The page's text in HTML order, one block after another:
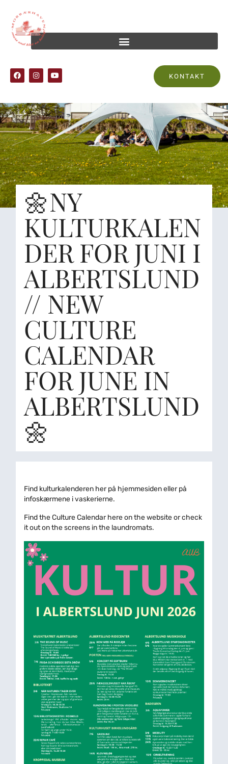
KONTAKT
🌼NY
KULTURKALEN
DER FOR JUNI I
ALBERTSLUND
// NEW
CULTURE
CALENDAR
FOR JUNE IN
ALBERTSLUND
🌼
Find kulturkalenderen her på hjemmesiden eller på
infoskærmene i vaskerierne.
Find the Culture Calendar here on the website or check
it out on the screens in the laundromats.